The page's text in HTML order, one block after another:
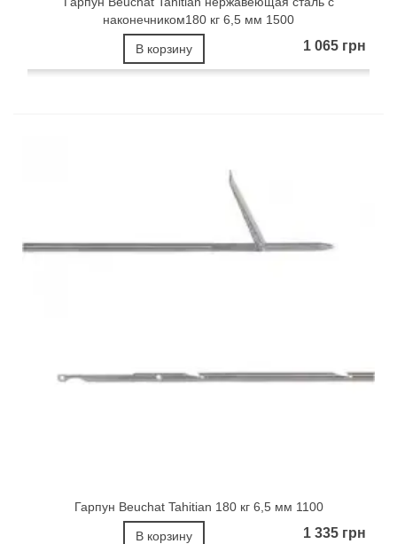
наконечником180 кг 6,5 мм 1500
1 065 грн
В корзину
Гарпун Beuchat Tahitian 180 кг 6,5 мм 1100
1 335 грн
В корзину